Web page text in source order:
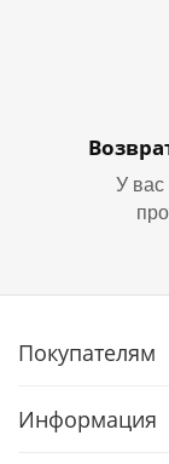
У вас
Покупателям
Информация